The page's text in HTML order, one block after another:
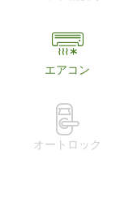
エアコン
オートロック